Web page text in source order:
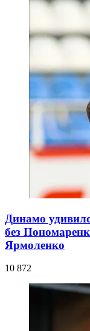
Динамо
без
Ярмоленко
10 872